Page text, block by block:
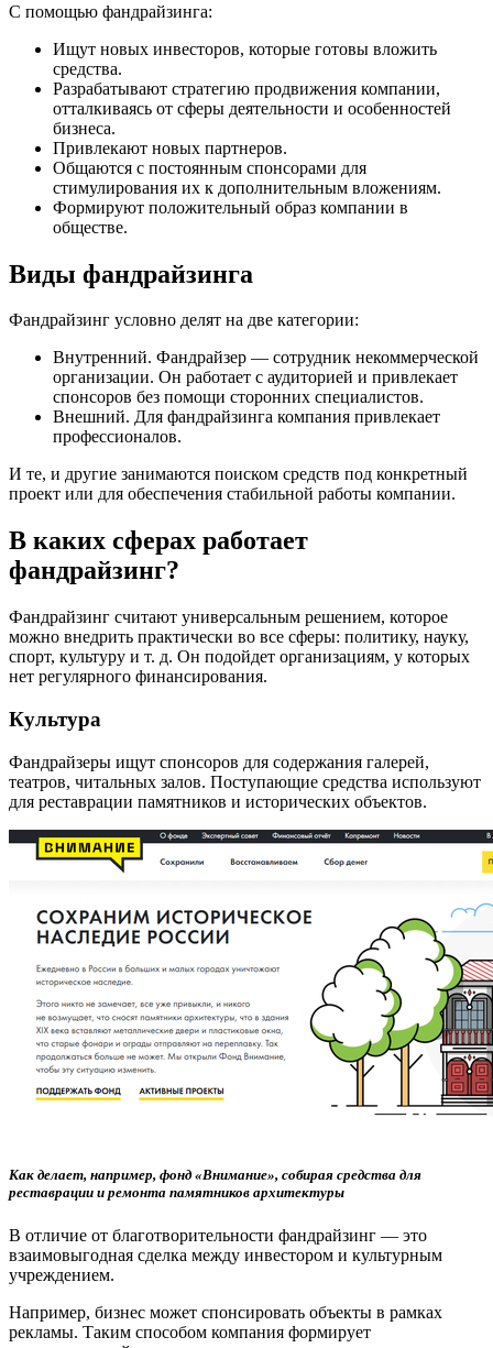
С помощью фандрайзинга:
Ищут новых инвесторов, которые готовы вложить
средства.
Разрабатывают стратегию продвижения компании,
отталкиваясь от сферы деятельности и особенностей
бизнеса.
Привлекают новых партнеров.
Общаются с постоянным спонсорами для
стимулирования их к дополнительным вложениям.
Формируют положительный образ компании в
обществе.
Виды фандрайзинга
Фандрайзинг условно делят на две категории:
Внутренний. Фандрайзер — сотрудник некоммерческой
организации. Он работает с аудиторией и привлекает
спонсоров без помощи сторонних специалистов.
Внешний. Для фандрайзинга компания привлекает
профессионалов.
И те, и другие занимаются поиском средств под конкретный
проект или для обеспечения стабильной работы компании.
В каких сферах работает
фандрайзинг?
Фандрайзинг считают универсальным решением, которое
можно внедрить практически во все сферы: политику, науку,
спорт, культуру и т. д. Он подойдет организациям, у которых
нет регулярного финансирования.
Культура
Фандрайзеры ищут спонсоров для содержания галерей,
театров, читальных залов. Поступающие средства используют
для реставрации памятников и исторических объектов.
Как делает, например, фонд «Внимание», собирая средства для
реставрации и ремонта памятников архитектуры
В отличие от благотворительности фандрайзинг — это
взаимовыгодная сделка между инвестором и культурным
учреждением.
Например, бизнес может спонсировать объекты в рамках
рекламы. Таким способом компания формирует